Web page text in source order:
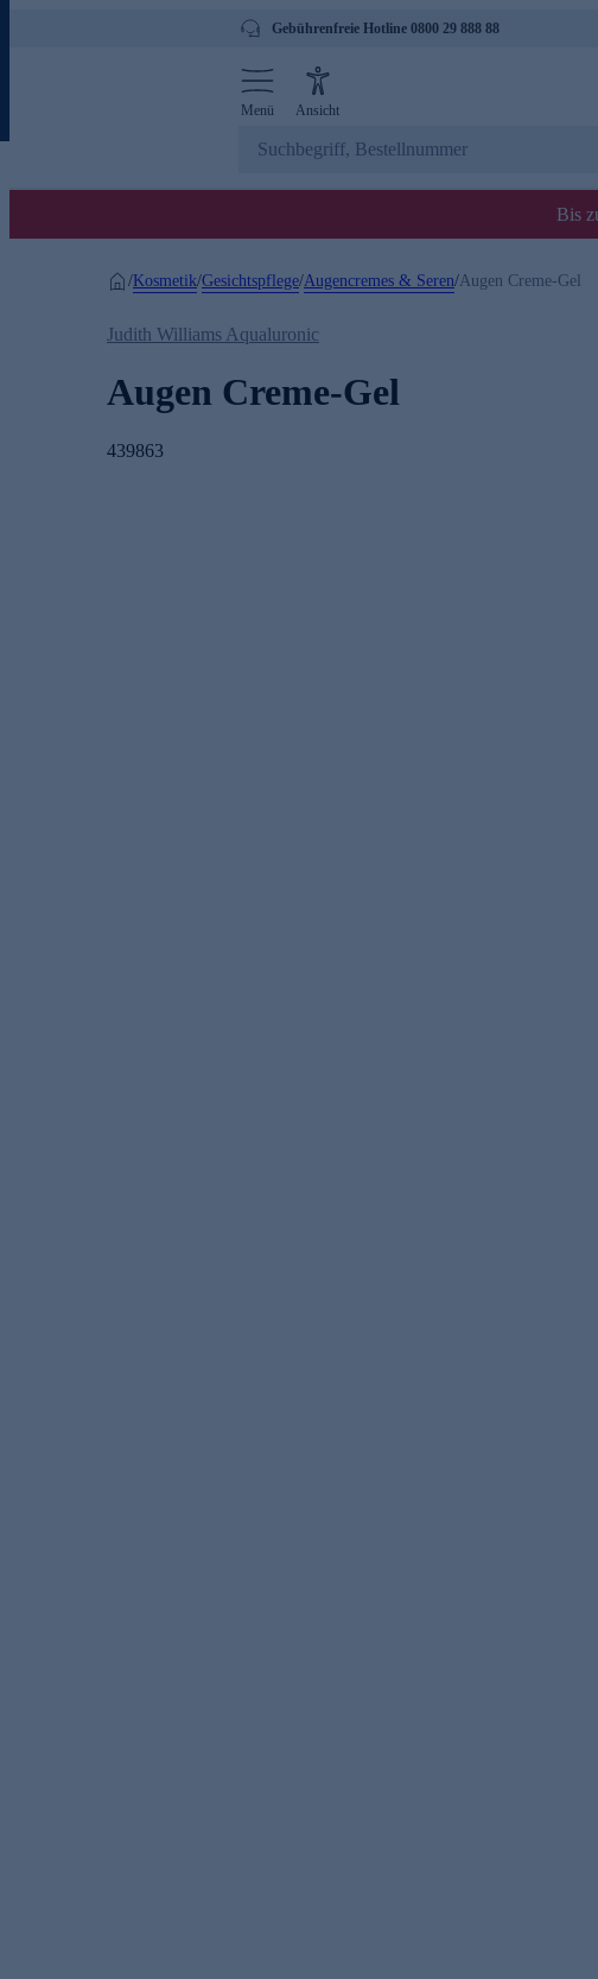
Gebührenfreie Hotline 0800 29 888 88
Menü Ansicht
Bis
/Kosmetik/Gesichtspflege/Augencremes & Seren/Augen Creme-Gel
Judith Williams Aqualuronic
Augen Creme-Gel
439863